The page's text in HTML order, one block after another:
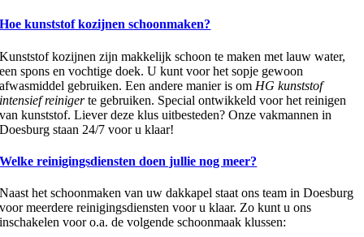
Hoe kunststof kozijnen schoonmaken?
Kunststof kozijnen zijn makkelijk schoon te maken met lauw water,
een spons en vochtige doek. U kunt voor het sopje gewoon
afwasmiddel gebruiken. Een andere manier is om HG kunststof
intensief reinigerte gebruiken. Special ontwikkeld voor het reinigen
van kunststof. Liever deze klus uitbesteden? Onze vakmannen in
Doesburg staan 24/7 voor u klaar!
Welke reinigingsdiensten doen jullie nog meer?
Naast het schoonmaken van uw dakkapel staat ons team in Doesburg
voor meerdere reinigingsdiensten voor u klaar. Zo kunt u ons
inschakelen voor o.a. de volgende schoonmaak klussen: